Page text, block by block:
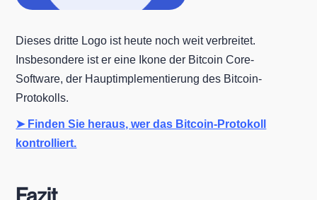
Dieses dritte Logo ist heute noch weit verbreitet.
Insbesondere ist er eine Ikone der Bitcoin Core-
Software, der Hauptimplementierung des Bitcoin-
Protokolls.
➤ Finden Sie heraus, wer das Bitcoin-Protokoll
kontrolliert.